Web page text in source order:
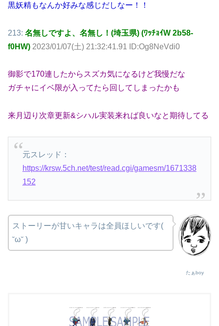
黒妖精もなんか好みな感じだしなー！！
213: 名無しですよ、名無し！(埼玉県) (ﾜｯﾁｮｲW 2b58-
f0HW) 2023/01/07(土) 21:32:41.91 ID:Og8NeVdi0
御影で170連したからスズカ気になるけど我慢だな
ガチャにイベ限が入ってたら回してしまったかも
来月辺り次章更新&シハル実装来れば良いなと期待してる
元スレッド：
https://krsw.5ch.net/test/read.cgi/gamesm/1671338
152
たぁboy
ストーリーが甘いキャラは全員ほしいです(
˘ω˘ )